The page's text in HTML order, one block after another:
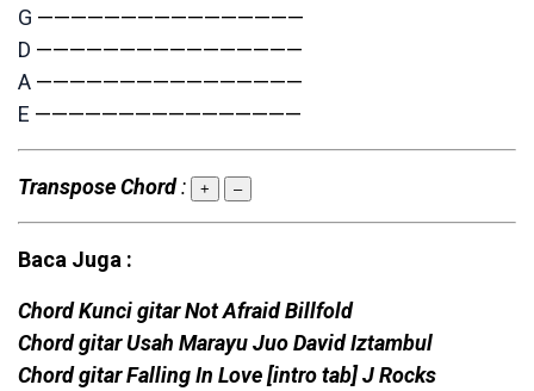
G ————————————————
D ————————————————
A ————————————————
E ————————————————
Transpose Chord: + –
Baca Juga :
Chord Kunci gitar Not Afraid Billfold
Chord gitar Usah Marayu Juo David Iztambul
Chord gitar Falling In Love [intro tab] J Rocks